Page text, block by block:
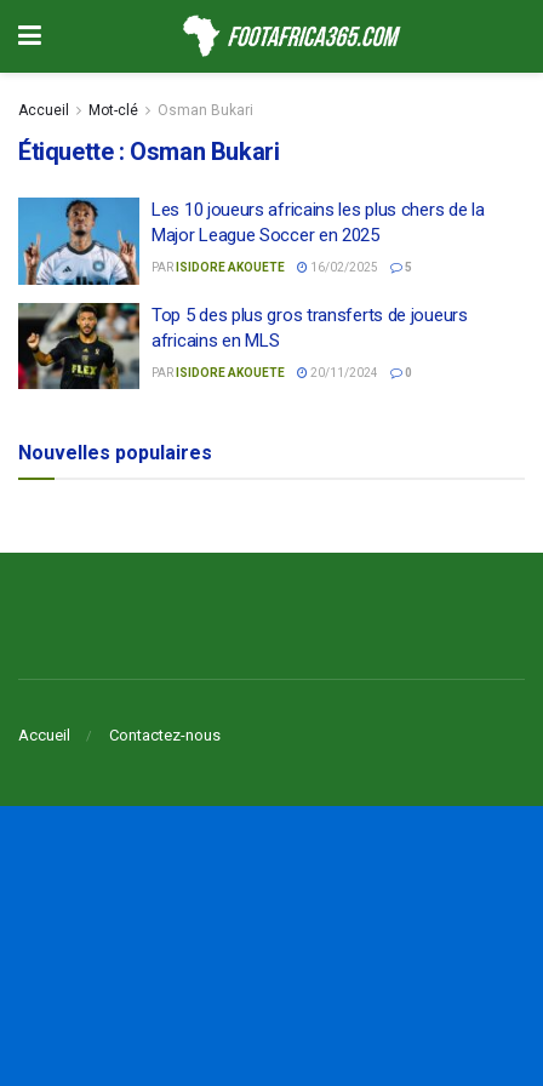
Accueil Mot-clé Osman Bukari
Étiquette : Osman Bukari
Les 10 joueurs africains les plus chers de la
Major League Soccer en 2025
PAR ISIDORE AKOUETE 16/02/2025 5
Top 5 des plus gros transferts de joueurs
africains en MLS
PAR ISIDORE AKOUETE 20/11/2024 0
Nouvelles populaires
Accueil Contactez-nous